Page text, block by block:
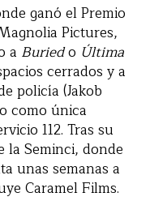
ganó el Premio
Pictures,
a Buriedo Última
cerrados y a
policía (Jakob
como única
112. Tras su
la Seminci, donde
unas semanas a
Caramel Films.